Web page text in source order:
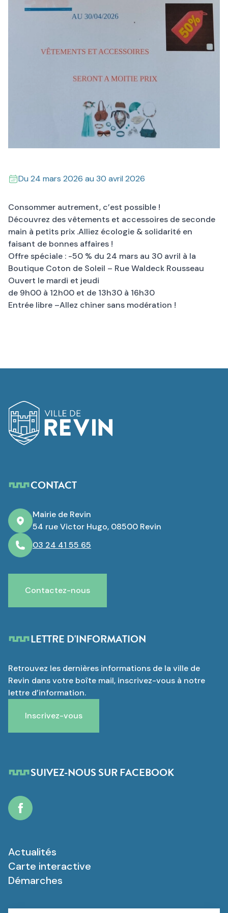
Du 24 mars 2026 au 30 avril 2026
Consommer autrement, c’est possible !
Découvrez des vêtements et accessoires de seconde
main à petits prix .Alliez écologie & solidarité en
faisant de bonnes affaires !
Offre spéciale : -50 % du 24 mars au 30 avril à la
Boutique Coton de Soleil – Rue Waldeck Rousseau
Ouvert le mardi et jeudi
de 9h00 à 12h00 et de 13h30 à 16h30
Entrée libre –Allez chiner sans modération !
CONTACT
Mairie de Revin
54 rue Victor Hugo, 08500 Revin
03 24 41 55 65
Contactez-nous
LETTRE D'INFORMATION
Retrouvez les dernières informations de la ville de
Revin dans votre boîte mail, inscrivez-vous à notre
lettre d’information.
Inscrivez-vous
SUIVEZ-NOUS SUR FACEBOOK
Actualités
Carte interactive
Démarches